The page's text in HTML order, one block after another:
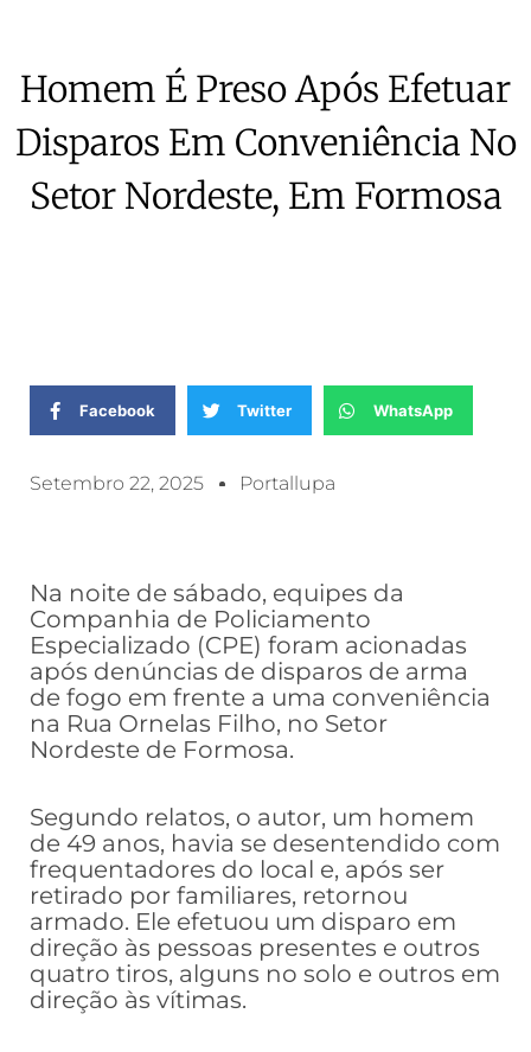
Homem É Preso Após Efetuar
Disparos Em Conveniência No
Setor Nordeste, Em Formosa
Facebook Twitter WhatsApp
Setembro 22, 2025 Portallupa
Na noite de sábado, equipes da
Companhia de Policiamento
Especializado (CPE) foram acionadas
após denúncias de disparos de arma
de fogo em frente a uma conveniência
na Rua Ornelas Filho, no Setor
Nordeste de Formosa.
Segundo relatos, o autor, um homem
de 49 anos, havia se desentendido com
frequentadores do local e, após ser
retirado por familiares, retornou
armado. Ele efetuou um disparo em
direção às pessoas presentes e outros
quatro tiros, alguns no solo e outros em
direção às vítimas.